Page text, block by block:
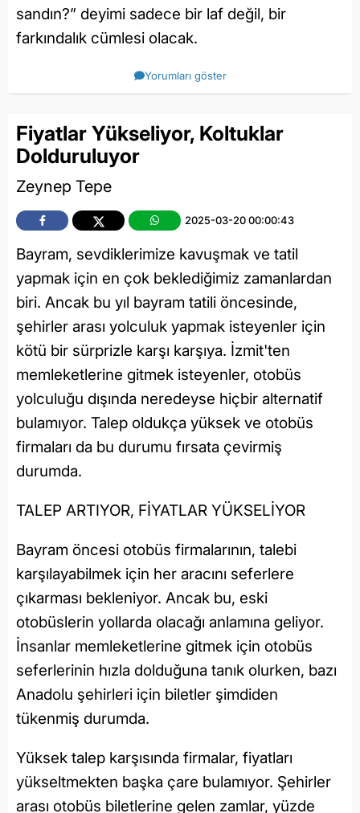
sandın?” deyimi sadece bir laf değil, bir
farkındalık cümlesi olacak.
Yorumları göster
Fiyatlar Yükseliyor, Koltuklar
Dolduruluyor
Zeynep Tepe
2025-03-20 00:00:43
Bayram, sevdiklerimize kavuşmak ve tatil
yapmak için en çok beklediğimiz zamanlardan
biri. Ancak bu yıl bayram tatili öncesinde,
şehirler arası yolculuk yapmak isteyenler için
kötü bir sürprizle karşı karşıya. İzmit'ten
memleketlerine gitmek isteyenler, otobüs
yolculuğu dışında neredeyse hiçbir alternatif
bulamıyor. Talep oldukça yüksek ve otobüs
firmaları da bu durumu fırsata çevirmiş
durumda.
TALEP ARTIYOR, FİYATLAR YÜKSELİYOR
Bayram öncesi otobüs firmalarının, talebi
karşılayabilmek için her aracını seferlere
çıkarması bekleniyor. Ancak bu, eski
otobüslerin yollarda olacağı anlamına geliyor.
İnsanlar memleketlerine gitmek için otobüs
seferlerinin hızla dolduğuna tanık olurken, bazı
Anadolu şehirleri için biletler şimdiden
tükenmiş durumda.
Yüksek talep karşısında firmalar, fiyatları
yükseltmekten başka çare bulamıyor. Şehirler
arası otobüs biletlerine gelen zamlar, yüzde